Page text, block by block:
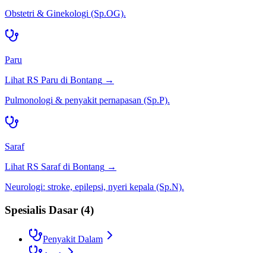
Obstetri & Ginekologi (Sp.OG).
Paru
Lihat RS Paru di Bontang →
Pulmonologi & penyakit pernapasan (Sp.P).
Saraf
Lihat RS Sarafdi Bontang →
Neurologi: stroke, epilepsi, nyeri kepala (Sp.N).
Spesialis Dasar (4)
Penyakit Dalam